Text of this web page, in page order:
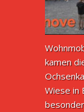
kamen
Wiese in